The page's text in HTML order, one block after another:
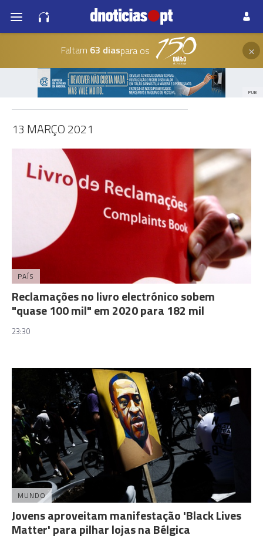
Faltam 63 diaspara os ×
PUB
13 MARÇO 2021
PAÍS
Reclamações no livro electrónico sobem
"quase 100 mil" em 2020 para 182 mil
23:30
MUNDO
Jovens aproveitam manifestação 'Black Lives
Matter' para pilhar lojas na Bélgica